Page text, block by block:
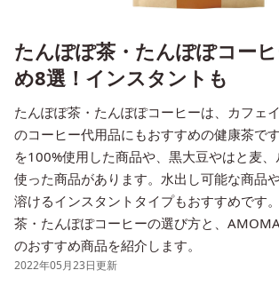
たんぽぽ茶・たんぽぽコー
め8選！インスタントも
たんぽぽ茶・たんぽぽコーヒーは、カフェ
のコーヒー代用品にもおすすめの健康茶で
を100%使用した商品や、黒大豆やはと麦
使った商品があります。水出し可能な商品
溶けるインスタントタイプもおすすめです
茶・たんぽぽコーヒーの選び方と、
のおすすめ商品を紹介します。
2022年05月23日更新